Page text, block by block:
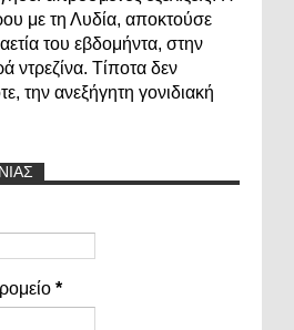
με τη Λυδία, αποκτούσε
του εβδομήντα, στην
ντρεζίνα. Τίποτα δεν
την ανεξήγητη γονιδιακή
*